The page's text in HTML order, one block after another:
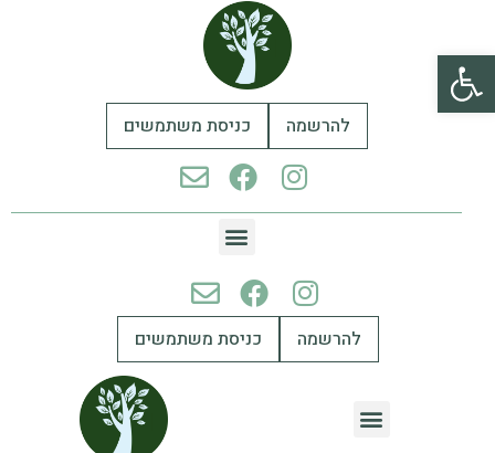
פתח סרגל נגישות
להרשמה כניסת משתמשים
להרשמה כניסת משתמשים